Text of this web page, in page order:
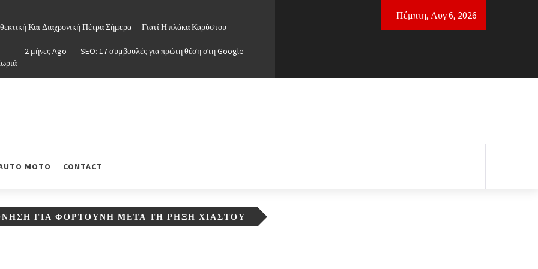
Και Διαχρονική Πέτρα Σήμερα — Γιατί Η πλάκα Καρύστου
2 μήνες Ago
SEO: 17 συμβουλές για πρώτη θέση στη Google
Πέμπτη, Αυγ 6, 2026
MOTO CONTACT
ΓΙΑ ΦΟΡΤΟΎΝΗ ΜΕΤΆ ΤΗ ΡΉΞΗ ΧΙΑΣΤΟΎ